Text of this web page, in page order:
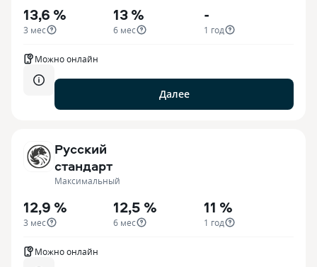
13,6 %
3 мес
13 %
6 мес
-
1 год
Можно онлайн
Далее
Русский
стандарт
Максимальный
12,9 %
3 мес
12,5 %
6 мес
11 %
1 год
Можно онлайн